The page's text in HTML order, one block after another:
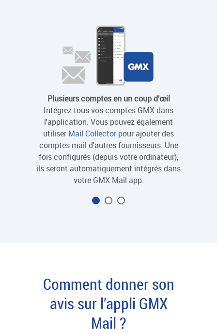
Plusieurs comptes en un coup d’œil
Intégrez tous vos comptes GMX dans
l'application. Vous pouvez également
utiliserMail Collectorpour ajouter des
comptes mail d'autres fournisseurs. Une
fois configurés (depuis votre ordinateur),
ils seront automatiquement intégrés dans
votre GMX Mail app.
Comment donner son
avis sur l’appli GMX
Mail ?